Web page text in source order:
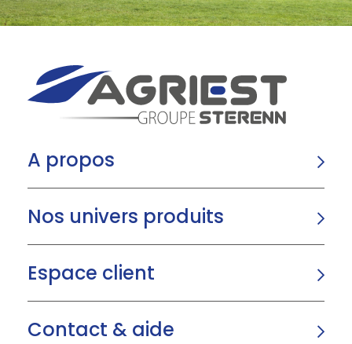
A propos
Nos univers produits
Espace client
Contact & aide